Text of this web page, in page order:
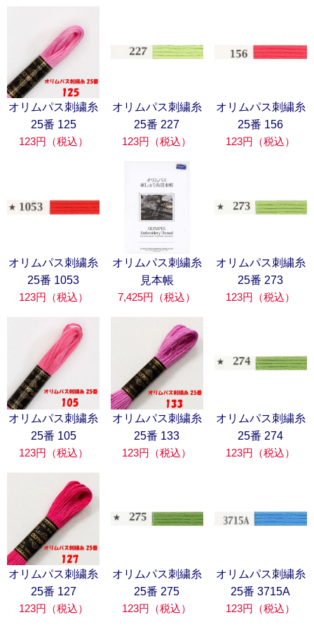
オリムパス刺繍糸
25番 125
123円（税込）
オリムパス刺繍糸
25番 227
123円（税込）
オリムパス刺繍糸
25番 156
123円（税込）
オリムパス刺繍糸
25番 1053
123円（税込）
オリムパス刺繍糸
見本帳
7,425円（税込）
オリムパス刺繍糸
25番 273
123円（税込）
オリムパス刺繍糸
25番 105
123円（税込）
オリムパス刺繍糸
25番 133
123円（税込）
オリムパス刺繍糸
25番 274
123円（税込）
オリムパス刺繍糸
25番 127
123円（税込）
オリムパス刺繍糸
25番 275
123円（税込）
オリムパス刺繍糸
25番 3715A
123円（税込）